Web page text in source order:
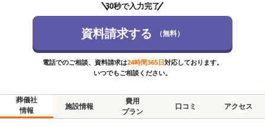
30秒で入力完了
資料請求する （無料）
電話でのご相談、資料請求は24時間365日対応しております。
いつでもご相談ください。
葬儀社
情報
施設情報
費用
プラン
口コミ アクセス